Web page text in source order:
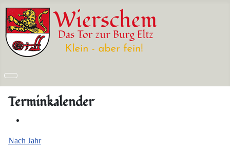
Terminkalender
Nach Jahr